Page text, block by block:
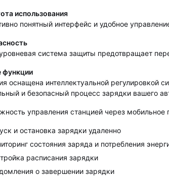
использования
понятный интерфейс и удобное
система защиты предотвращает
функции
оснащена интеллектуальной
и безопасный процесс зарядки вашего
управления станцией через мобильное
и остановка зарядки удаленно
состояния заряда и потребления
расписания зарядки
о завершении зарядки